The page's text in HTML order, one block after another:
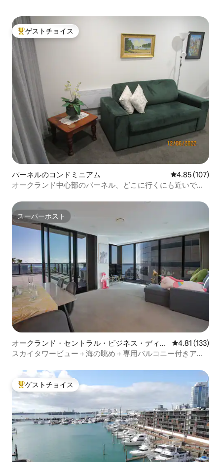
大好評のゲストチョイスです。
ゲストチョイス
パーネルのコンドミニアム レビュー107
4.85 (107)
オークランド中心部のパーネル、どこに行くにも近いで
スーパーホスト
スーパーホスト
オークランド・セントラル・ビジネス・ディス
トリクトのコンドミニアム
レビュー133
4.81 (133)
スカイタワービュー＋海の眺め＋専用バルコニー付きアパ
大好評のゲストチョイスです。
ゲストチョイス